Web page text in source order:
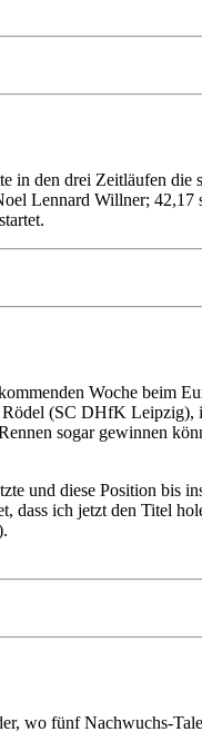
den drei Zeitläufen die
Lennard Willner;
Woche beim
(SC DHfK Leipzig),
sogar gewinnen
und diese Position bis
dass ich jetzt den Titel
wo fünf Nachwuchs-